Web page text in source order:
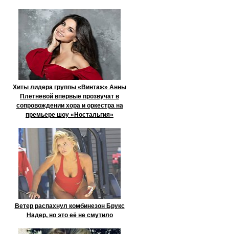
Хиты лидера группы «Винтаж» Анны
Плетневой впервые прозвучат в
сопровождении хора и оркестра на
премьере шоу «Ностальгия»
Ветер распахнул комбинезон Брукс
Надер, но это её не смутило